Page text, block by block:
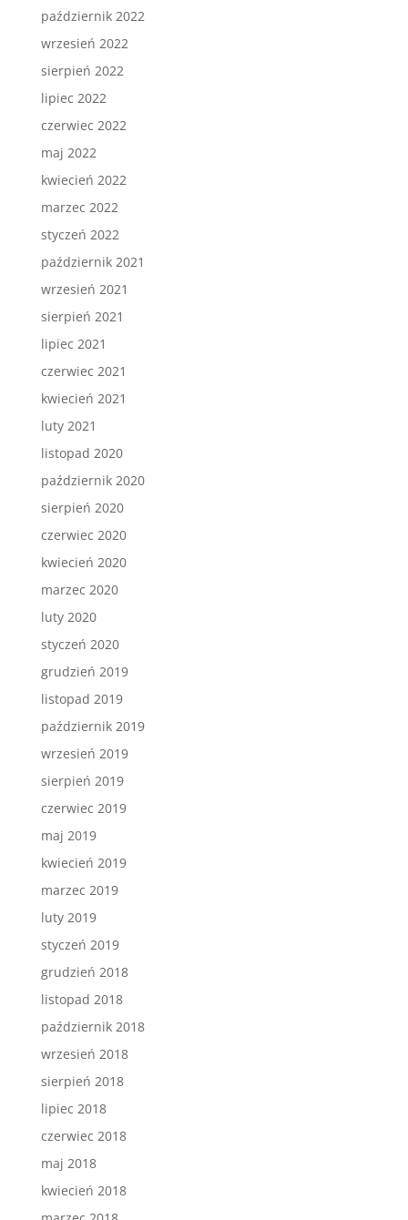
październik 2022
wrzesień 2022
sierpień 2022
lipiec 2022
czerwiec 2022
maj 2022
kwiecień 2022
marzec 2022
styczeń 2022
październik 2021
wrzesień 2021
sierpień 2021
lipiec 2021
czerwiec 2021
kwiecień 2021
luty 2021
listopad 2020
październik 2020
sierpień 2020
czerwiec 2020
kwiecień 2020
marzec 2020
luty 2020
styczeń 2020
grudzień 2019
listopad 2019
październik 2019
wrzesień 2019
sierpień 2019
czerwiec 2019
maj 2019
kwiecień 2019
marzec 2019
luty 2019
styczeń 2019
grudzień 2018
listopad 2018
październik 2018
wrzesień 2018
sierpień 2018
lipiec 2018
czerwiec 2018
maj 2018
kwiecień 2018